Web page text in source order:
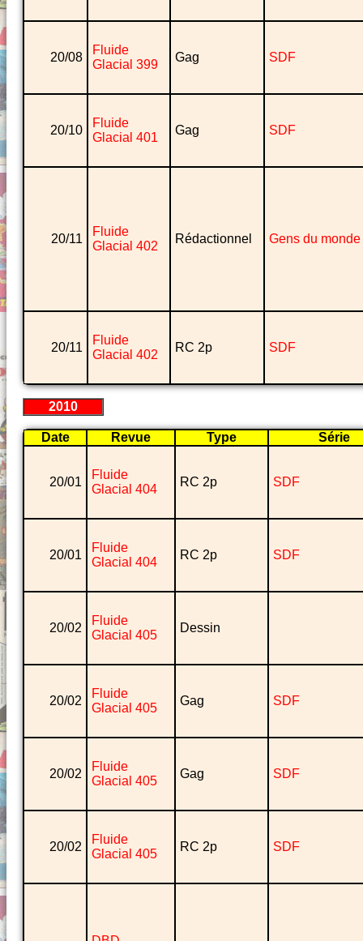
20/08
Fluide
Glacial 399
Gag SDF
20/10
Fluide
Glacial 401
Gag SDF
20/11
Fluide
Glacial 402
Rédactionnel Gens du monde
20/11
Fluide
Glacial 402
RC 2p SDF
2010
Date Revue Type Série
20/01
Fluide
Glacial 404
RC 2p SDF
20/01
Fluide
Glacial 404
RC 2p SDF
20/02
Fluide
Glacial 405
Dessin
20/02
Fluide
Glacial 405
Gag SDF
20/02
Fluide
Glacial 405
Gag SDF
20/02
Fluide
Glacial 405
RC 2p SDF